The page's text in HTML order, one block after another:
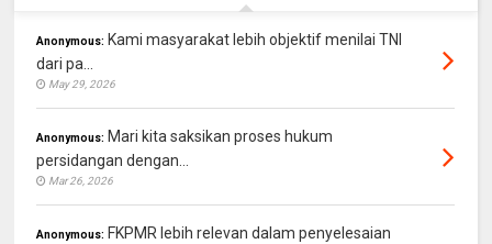
Anonymous: Kami masyarakat lebih objektif menilai TNI
dari pa...
May 29, 2026
Anonymous: Mari kita saksikan proses hukum
persidangan dengan...
Mar 26, 2026
Anonymous: FKPMR lebih relevan dalam penyelesaian